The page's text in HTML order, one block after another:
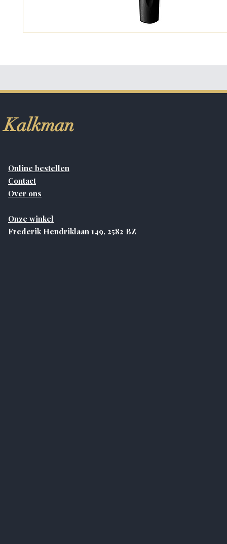
Kalkman
Online bestellen
Contact
Over ons
Onze winkel
Frederik Hendriklaan 149, 2582 BZ